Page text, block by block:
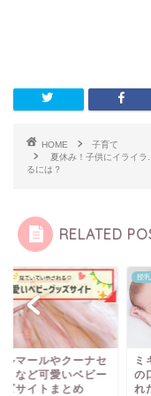
HOME
子育て
夏休み！子供にイライ
るには？
RELATED
ルマールやクーナセ
トなど可愛いベビー
ズサイトまとめ
授
ミ
の
れ